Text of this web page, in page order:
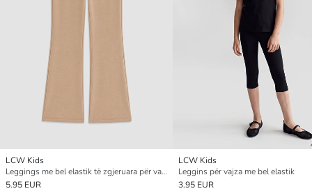
LCW Kids
Leggings me bel elastik të zgjeruara për vajza
5.95 EUR
LCW Kids
Leggins për vajza me bel elastik
3.95 EUR